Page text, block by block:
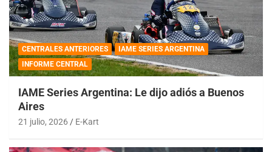
CENTRALES ANTERIORES
IAME SERIES ARGENTINA
INFORME CENTRAL
IAME Series Argentina: Le dijo adiós a Buenos
Aires
21 julio, 2026 E-Kart